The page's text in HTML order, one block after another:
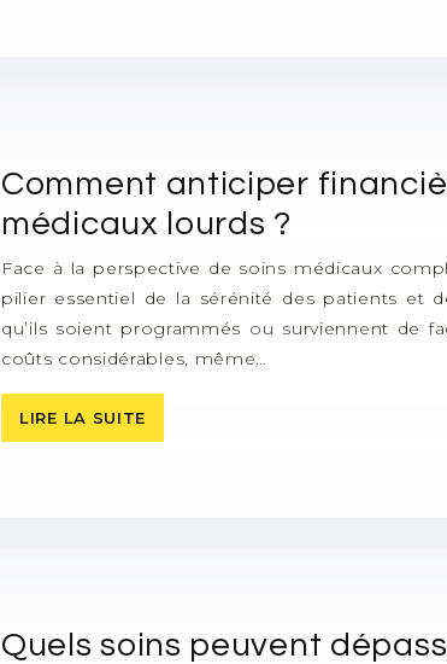
Comment anticiper
médicaux lourds ?
Face à la perspective de soins médicaux
pilier essentiel de la sérénité des patients et
qu’ils soient programmés ou surviennent de
coûts considérables, même…
LIRE LA SUITE
Quels soins peuvent